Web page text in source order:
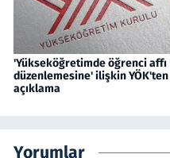
'Yükseköğretimde öğrenci affı
düzenlemesine' ilişkin YÖK'ten
açıklama
Yorumlar